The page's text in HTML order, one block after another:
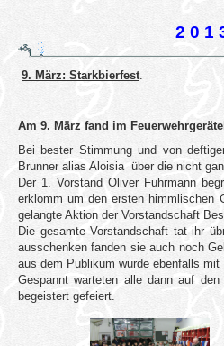
2 0 1
9. März: Starkbierfest
Am 9. März fand im
Bei bester Stimmung und von
Brunner alias Aloisia über die nicht
Der 1. Vorstand Oliver Fuhrmann
erklomm um den ersten himmlischen
gelangte Aktion der Vorstandschaft
Die gesamte Vorstandschaft tat ihr
ausschenken fanden sie auch noch
aus dem Publikum wurde ebenfalls mit
Gespannt warteten alle dann auf
begeistert gefeiert.